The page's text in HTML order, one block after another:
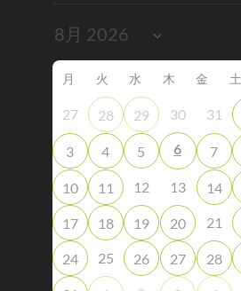
月 火 水 木 金 土
27 28 29 30 31
3 4 5 6 7
10 11 12 13 14
17 18 19 20 21
24 25 26 27 28